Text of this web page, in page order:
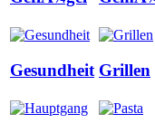
Gesundheit Grillen